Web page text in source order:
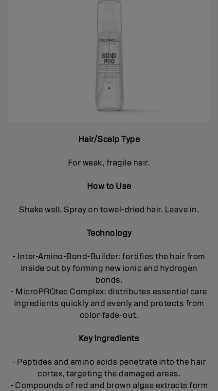
Hair/Scalp Type
For weak, fragile hair.
How to Use
Shake well. Spray on towel-dried hair. Leave in.
Technology
- Inter-Amino-Bond-Builder: fortifies the hair from
inside out by forming new ionic and hydrogen
bonds.
- MicroPROtec Complex: distributes essential care
ingredients quickly and evenly and protects from
color-fade-out.
Key Ingredients
- Peptides and amino acids penetrate into the hair
cortex, targeting the damaged areas.
- Compounds of red and brown algae extracts form